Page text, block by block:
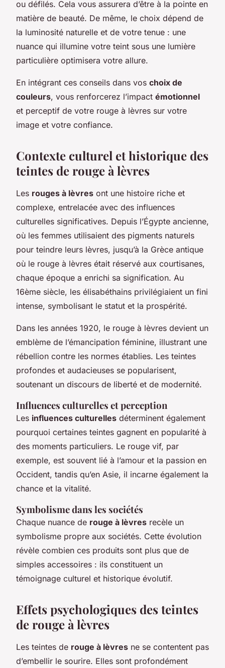
ou défilés. Cela vous assurera d’être à la pointe en
matière de beauté. De même, le choix dépend de
la luminosité naturelle et de votre tenue : une
nuance qui illumine votre teint sous une lumière
particulière optimisera votre allure.
En intégrant ces conseils dans vos choix de
couleurs, vous renforcerez l’impact émotionnel
et perceptif de votre rouge à lèvres sur votre
image et votre confiance.
Contexte culturel et historique des
teintes de rouge à lèvres
Les rouges à lèvres ont une histoire riche et
complexe, entrelacée avec des influences
culturelles significatives. Depuis l’Égypte ancienne,
où les femmes utilisaient des pigments naturels
pour teindre leurs lèvres, jusqu’à la Grèce antique
où le rouge à lèvres était réservé aux courtisanes,
chaque époque a enrichi sa signification. Au
16ème siècle, les élisabéthains privilégiaient un fini
intense, symbolisant le statut et la prospérité.
Dans les années 1920, le rouge à lèvres devient un
emblème de l’émancipation féminine, illustrant une
rébellion contre les normes établies. Les teintes
profondes et audacieuses se popularisent,
soutenant un discours de liberté et de modernité.
Influences culturelles et perception
Les influences culturelles déterminent également
pourquoi certaines teintes gagnent en popularité à
des moments particuliers. Le rouge vif, par
exemple, est souvent lié à l’amour et la passion en
Occident, tandis qu’en Asie, il incarne également la
chance et la vitalité.
Symbolisme dans les sociétés
Chaque nuance de rouge à lèvres recèle un
symbolisme propre aux sociétés. Cette évolution
révèle combien ces produits sont plus que de
simples accessoires : ils constituent un
témoignage culturel et historique évolutif.
Effets psychologiques des teintes
de rouge à lèvres
Les teintes de rouge à lèvres ne se contentent pas
d’embellir le sourire. Elles sont profondément